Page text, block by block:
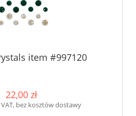
item #997120
22,00 zł
bez kosztów dostawy